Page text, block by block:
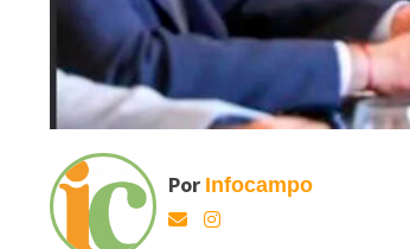
Por Infocampo